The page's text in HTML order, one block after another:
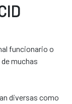
funcionario o
muchas
diversas como